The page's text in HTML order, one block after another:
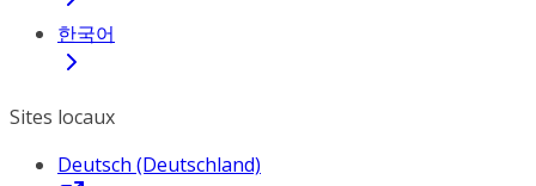
한국어
Sites locaux
Deutsch (Deutschland)